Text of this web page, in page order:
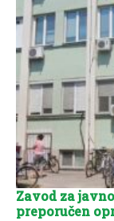
Zavod za
preporučen